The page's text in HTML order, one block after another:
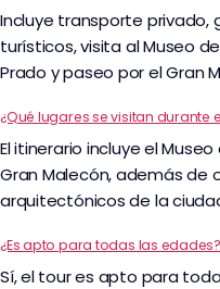
Incluye transporte privado,
turísticos, visita al Museo
Prado y paseo por el Gran
¿Qué lugares se visitan durante
El itinerario incluye el
Gran Malecón, además de
arquitectónicos de la
¿Es apto para todas las edades?
Sí, el tour es apto para